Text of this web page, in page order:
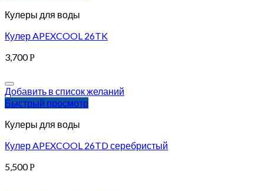
Кулеры для воды
Кулер APEXCOOL 26TK
3,700Р
Добавить в список желаний
Быстрый просмотр
Кулеры для воды
Кулер APEXCOOL 26TD серебристый
5,500Р